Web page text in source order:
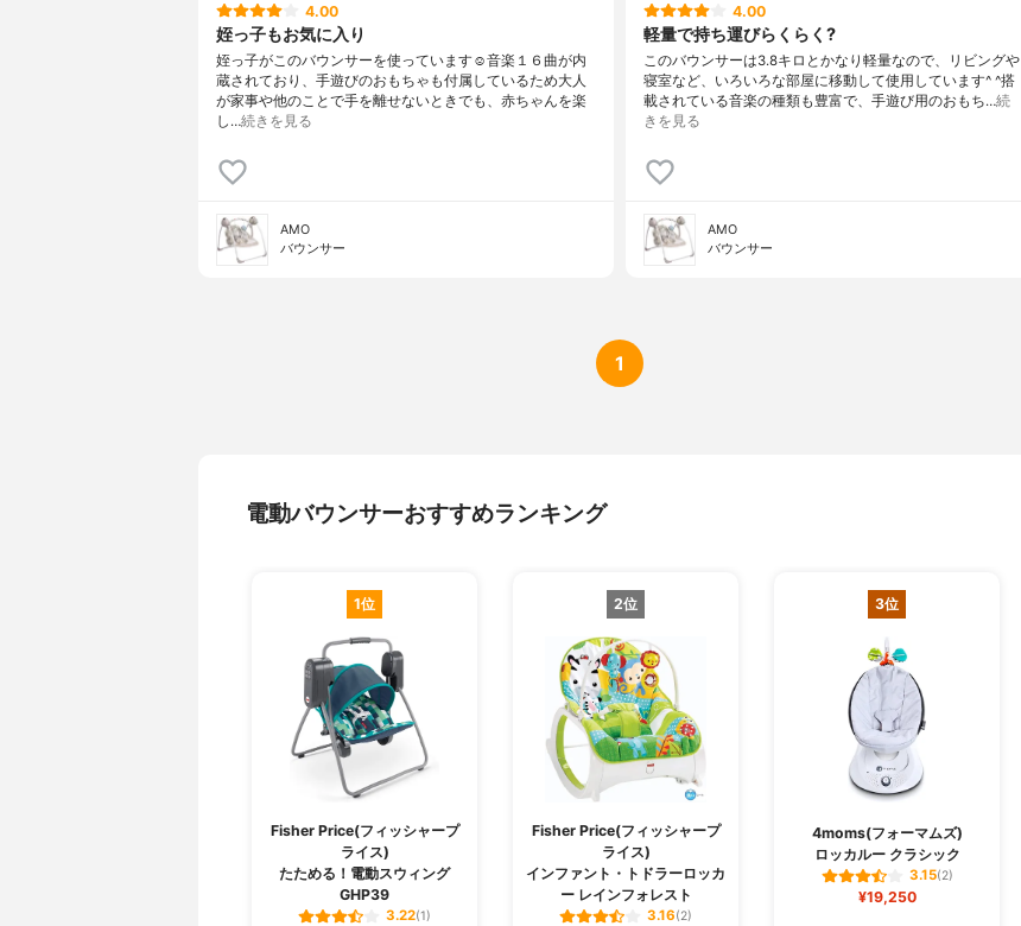
4.00
姪っ子もお気に入り
姪っ子がこのバウンサーを使っています☺️音楽１６曲が内
蔵されており、手遊びのおもちゃも付属しているため大人
が家事や他のことで手を離せないときでも、赤ちゃんを楽
し…続きを見る
AMO
バウンサー
4.00
軽量で持ち運びらくらく?
このバウンサーは3.8キロとかなり軽量なので、リビングや
寝室など、いろいろな部屋に移動して使用しています^ ^搭
載されている音楽の種類も豊富で、手遊び用のおもち…続
きを見る
AMO
バウンサー
1
電動バウンサーおすすめランキング
1位
Fisher Price(フィッシャープ
ライス)
たためる！電動スウィング
GHP39
3.22(1)
2位
Fisher Price(フィッシャープ
ライス)
インファント・トドラーロッカ
ー レインフォレスト
3.16(2)
3位
4moms(フォーマムズ)
ロッカルー クラシック
3.15(2)
¥19,250